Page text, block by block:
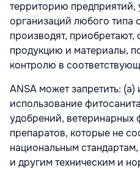
территорию предприятий,
организаций любого типа
производят,
продукцию и материалы,
контролю в
ANSA может запретить:
использование
удобрений, ветеринарных
препаратов, которые не
национальным
и другим техническим и